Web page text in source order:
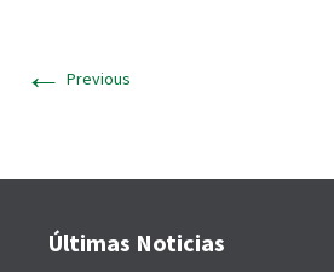
← Previous
Últimas Noticias